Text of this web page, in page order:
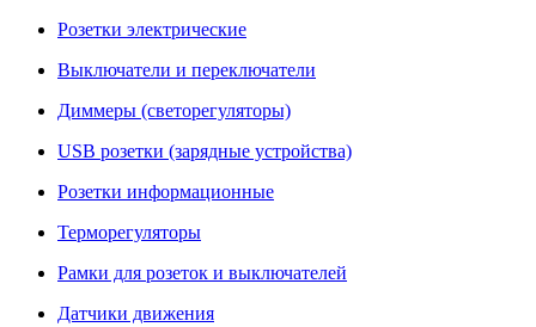
Розетки электрические
Выключатели и переключатели
Диммеры (светорегуляторы)
USB розетки (зарядные устройства)
Розетки информационные
Терморегуляторы
Рамки для розеток и выключателей
Датчики движения